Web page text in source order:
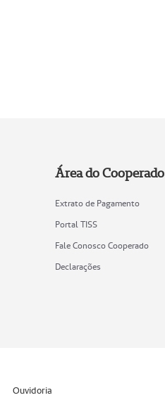
Área do Cooperado
Extrato de Pagamento
Portal TISS
Fale Conosco Cooperado
Declarações
Ouvidoria